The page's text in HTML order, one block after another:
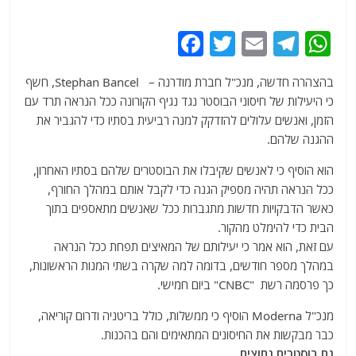
W
at
s
A
p
p
T
e
g
ra
m
E
m
ai
l
T
itt
er
c
e
o
o
k
בהצהרה חדשה, מנכ"ל חברת מודרנה – Stephan Bancel, חשף
כי היעילות של חיסוני הבוסטר נגד נגיף הקורונה ככל הנראה תרד עם
הזמן, ואנשים עלולים להזדקק למנה רביעית בסתיו כדי להגביר את
ההגנה שלהם.
הוא הוסיף כי לאנשים שקיבלו את הבוסטרים שלהם בסתיו האחרון,
ככל הנראה תהיה מספיק הגנה כדי לקבל אותם במהלך החורף,
כאשר הדבקויות חדשות מתגברות ככל שאנשים מתאספים בתוך
הבית כדי להימלט מהקור.
עם זאת, הוא אמר כי יעילותם של המאיצים תפחת ככל הנראה
במהלך מספר חודשים, בדומה למה שקרה בשתי המנות הראשונות,
כך פרסמה רשת "CNBC" ביום חמישי.
מנכ"ל Moderna הוסיף כי ממשלות, כולל בריטניה ודרום קוריאה,
כבר מבקשות את החיסונים המתאימים והם בהכנות.